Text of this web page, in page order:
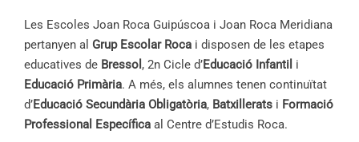
Les Escoles Joan Roca Guipúscoa i Joan Roca Meridiana
pertanyen al Grup Escolar Roca i disposen de les etapes
educatives de Bressol , 2n Cicle d’Educació Infantil i
Educació Primària. A més, els alumnes tenen continuïtat
d’Educació Secundària Obligatòria, Batxillerats i Formació
Professional Específica al Centre d’Estudis Roca.